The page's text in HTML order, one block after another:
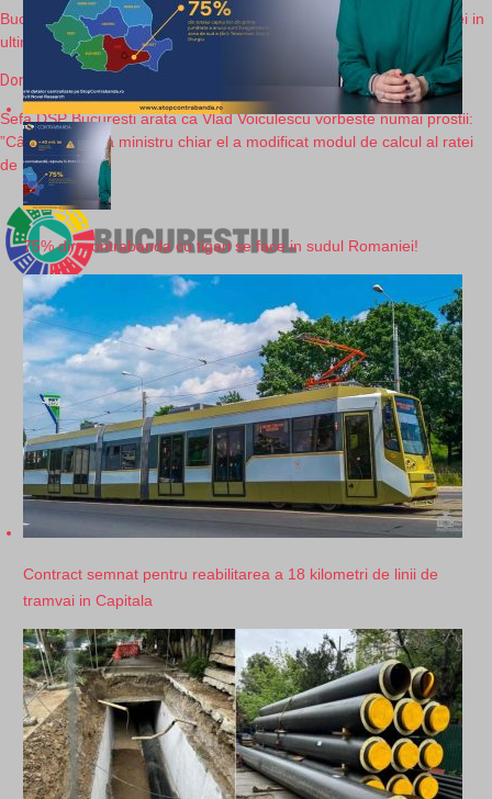
Bucurestiul se pregateste de carantina: Crestere uriasa a incidentei in
ultimele ore!
Don't Miss
Sefa DSP Bucuresti arata ca Vlad Voiculescu vorbeste numai prostii:
”Când a venit ca ministru chiar el a modificat modul de calcul al ratei
de incidenţă”
75% din contrabanda cu tigari se face in sudul Romaniei!
Contract semnat pentru reabilitarea a 18 kilometri de linii de
tramvai in Capitala